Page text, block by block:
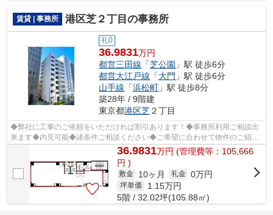
賃貸 | 事務所 港区芝２丁目の事務所
礼0
36.9831万円
都営三田線 「芝公園 」駅 徒歩6分
都営大江戸線 「大門 」駅 徒歩6分
山手線 「浜松町 」駅 徒歩8分
築28年 / 9階建
東京都港区芝２丁目
◆弊社に工事のご依頼をいただければ割引あります！◆事務所利用ご相談出
来ます◆内見可能◆諸条件ご相談ください◆ご希望に合わせて物件のご紹介
可能です◆業種・ご希望条件等お気軽にお問...
36.9831万円 (管理費等：105,666
円 )
敷金 10ヶ月 礼金 0万円
坪単価 1.15万円
5階 / 32.02坪(105.88㎡)